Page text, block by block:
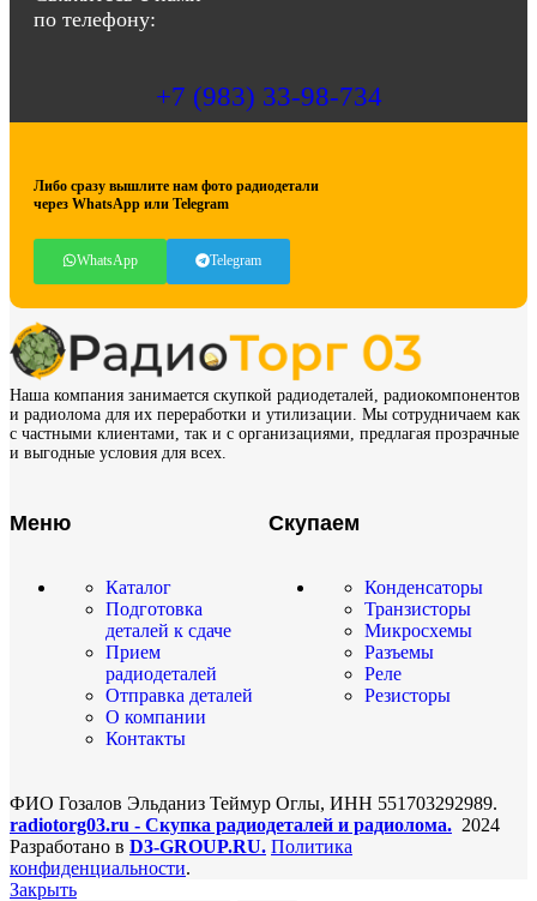
по телефону:
+7 (983) 33-98-734
Либо сразу вышлите нам фото радиодетали
через WhatsApp или Telegram
WhatsApp Telegram
Наша компания занимается скупкой радиодеталей, радиокомпонентов
и радиолома для их переработки и утилизации. Мы сотрудничаем как
с частными клиентами, так и с организациями, предлагая прозрачные
и выгодные условия для всех.
Меню
Каталог
Подготовка
деталей к сдаче
Прием
радиодеталей
Отправка деталей
О компании
Контакты
Скупаем
Конденсаторы
Транзисторы
Микросхемы
Разъемы
Реле
Резисторы
ФИО Гозалов Эльданиз Теймур Оглы, ИНН 551703292989.
radiotorg03.ru - Скупка радиодеталей и радиолома. 2024
Разработано в D3-GROUP.RU. Политика
конфиденциальности.
Закрыть